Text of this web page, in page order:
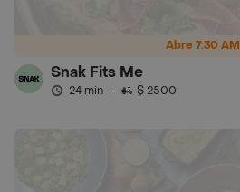
Abre 7:30 AM
Snak Fits Me
24 min · $ 2500